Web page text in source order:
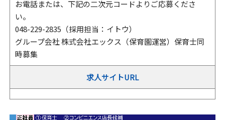
お電話または、下記の二次元コードよりご応募くださ
い。
048-229-2835（採用担当：イトウ）
グループ会社 株式会社エックス（保育園運営）保育士同
時募集
求人サイトURL